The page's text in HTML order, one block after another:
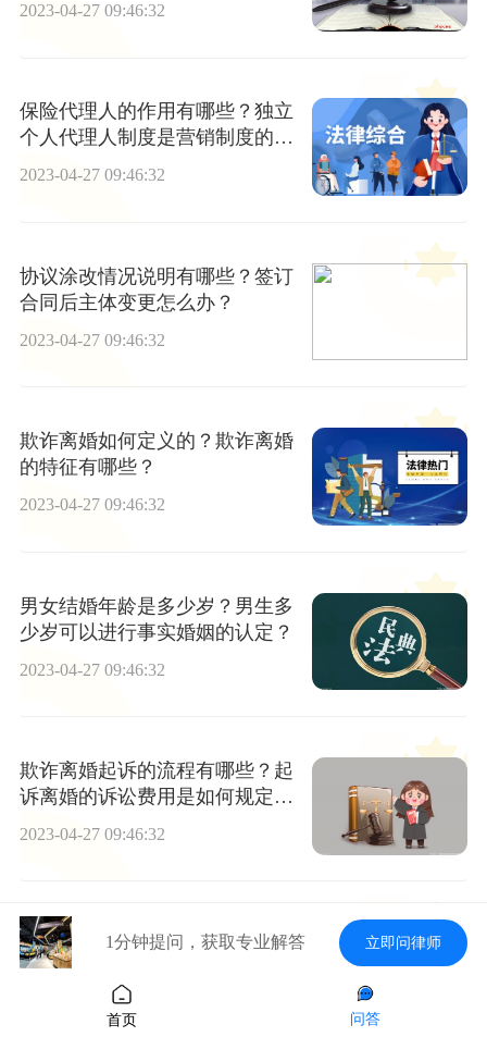
2023-04-27 09:46:32
保险代理人的作用有哪些？独立
个人代理人制度是营销制度的一
个很好的补充吗？
2023-04-27 09:46:32
协议涂改情况说明有哪些？签订
合同后主体变更怎么办？
2023-04-27 09:46:32
欺诈离婚如何定义的？欺诈离婚
的特征有哪些？
2023-04-27 09:46:32
男女结婚年龄是多少岁？男生多
少岁可以进行事实婚姻的认定？
2023-04-27 09:46:32
欺诈离婚起诉的流程有哪些？起
诉离婚的诉讼费用是如何规定的
2023-04-27 09:46:32
夫妻共同财产范围包括哪些 夫妻
一方死后财产由谁继承？
2023-04-27 09:46:32
1分钟提问，获取专业解答 立即问律师
首页 问答